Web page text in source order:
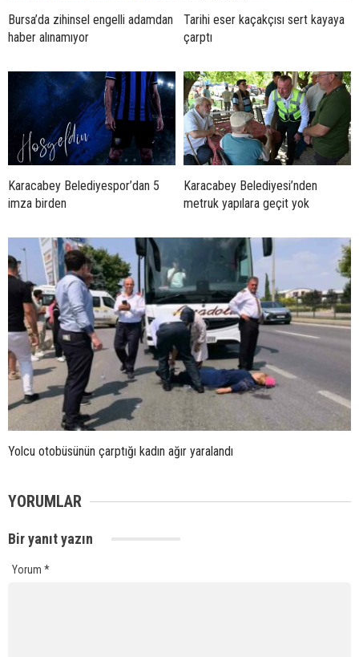
Bursa’da zihinsel engelli adamdan
haber alınamıyor
Tarihi eser kaçakçısı sert kayaya
çarptı
Karacabey Belediyespor’dan 5
imza birden
Karacabey Belediyesi’nden
metruk yapılara geçit yok
Yolcu otobüsünün çarptığı kadın ağır yaralandı
YORUMLAR
Bir yanıt yazın
Yorum *